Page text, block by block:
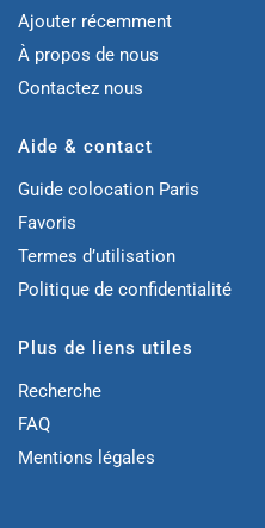
Ajouter récemment
À propos de nous
Contactez nous
Aide & contact
Guide colocation Paris
Favoris
Termes d’utilisation
Politique de confidentialité
Plus de liens utiles
Recherche
FAQ
Mentions légales